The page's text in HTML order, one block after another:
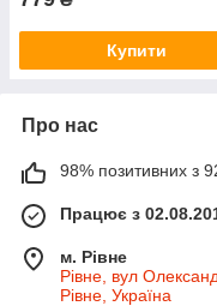
Купити
Про нас
98% позитивних з 92
Працює з
м. Рівне
Рівне, вул
Рівне, Україна